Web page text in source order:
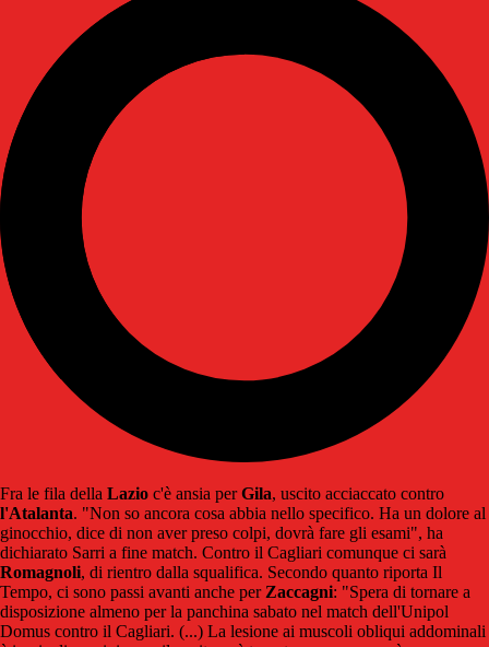
Fra le fila della Lazio c'è ansia perGila, uscito acciaccato contro
l'Atalanta. "Non so ancora cosa abbia nello specifico. Ha un dolore al
ginocchio, dice di non aver preso colpi, dovrà fare gli esami", ha
dichiarato Sarri a fine match. Contro il Cagliari comunque ci sarà
Romagnoli, di rientro dalla squalifica. Secondo quanto riporta Il
Tempo, ci sono passi avanti anche per Zaccagni: "Spera di tornare a
disposizione almeno per la panchina sabato nel match dell'Unipol
Domus contro il Cagliari. (...) La lesione ai muscoli obliqui addominali